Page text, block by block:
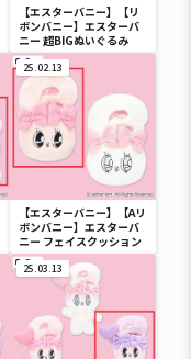
【エスターバニー】【リ
ボンバニー】エスターバ
ニー 超BIGぬいぐるみ
25.02.13
【エスターバニー】【Aリ
ボンバニー】エスターバ
ニー フェイスクッション
25.03.13